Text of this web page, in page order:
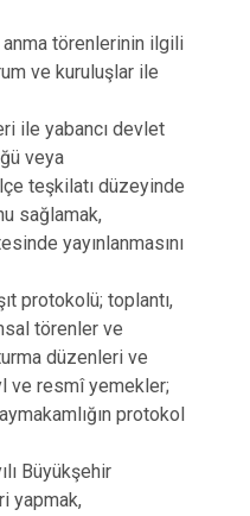
anma törenlerinin ilgili
ve kuruluşlar ile
ile yabancı devlet
veya
teşkilatı düzeyinde
sağlamak,
yayınlanmasını
protokolü; toplantı,
törenler ve
düzenleri ve
ve resmî yemekler;
protokol
Büyükşehir
yapmak,